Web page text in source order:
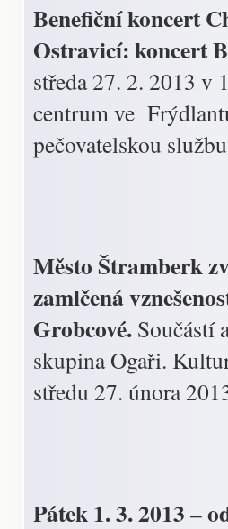
Benefiční koncert
Ostravicí: koncert
středa 27. 2. 2013 v
centrum ve
pečovatelskou
Město Štramberk
zamlčená
Grobcové. Součástí
skupina Ogaři.
středu 27. února
Pátek 1. 3. 2013 –